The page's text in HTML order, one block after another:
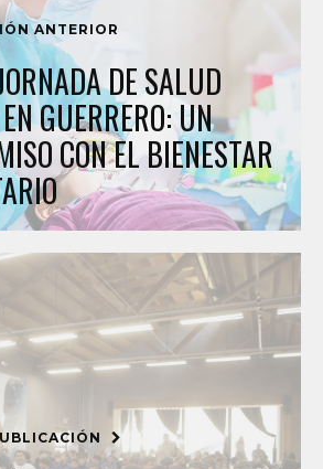
ANTERIOR
DE SALUD
GUERRERO: UN
CON EL BIENESTAR